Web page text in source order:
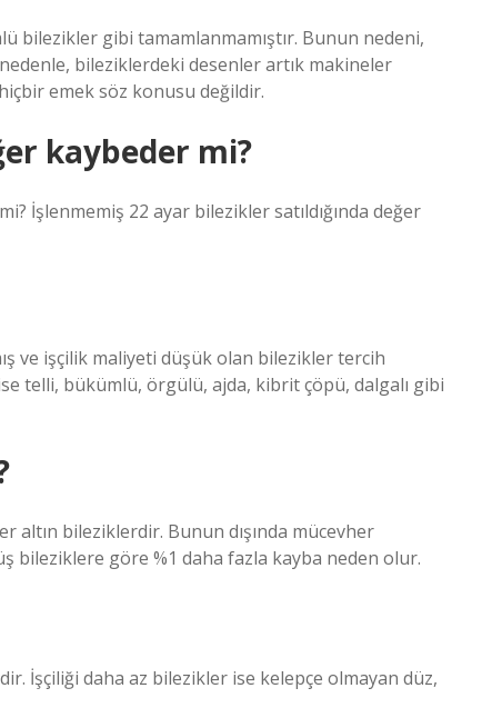
bilezikler gibi tamamlanmamıştır. Bunun nedeni,
bileziklerdeki desenler artık makineler
emek söz konusu değildir.
kaybeder mi?
İşlenmemiş 22 ayar bilezikler satıldığında değer
ve işçilik maliyeti düşük olan bilezikler tercih
telli, bükümlü, örgülü, ajda, kibrit çöpü, dalgalı gibi
altın bileziklerdir. Bunun dışında mücevher
göre %1 daha fazla kayba neden olur.
İşçiliği daha az bilezikler ise kelepçe olmayan düz,